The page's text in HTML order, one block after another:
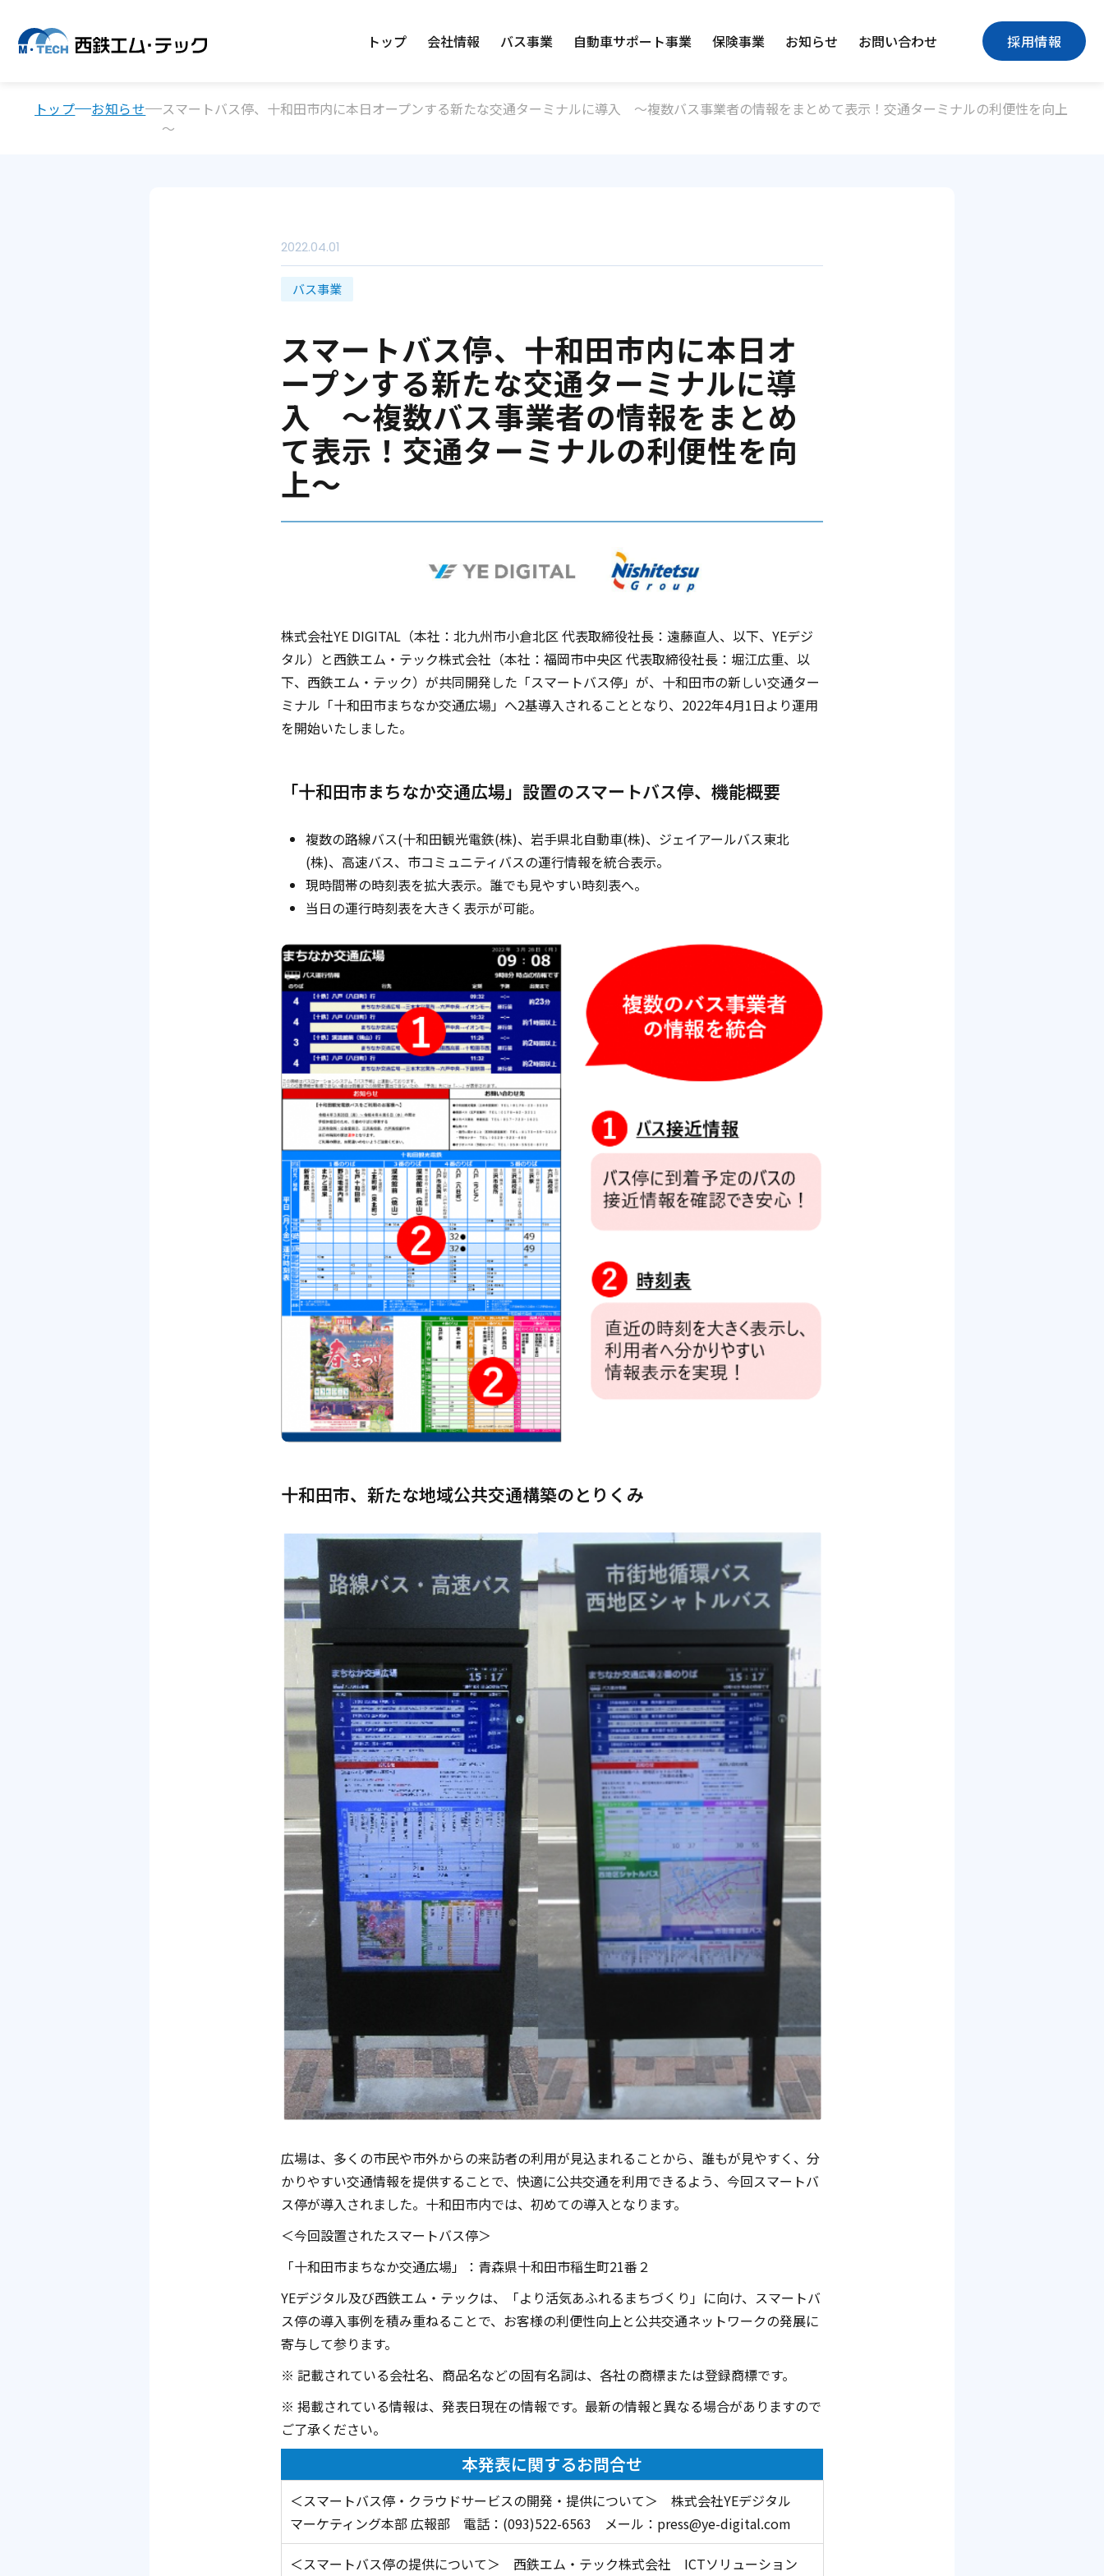
トップ 会社情報 バス事業 自動車サポート事業 保険事業 お知らせ お問い合わせ 採用情報
トップ お知らせ
スマートバス停、十和田市内に本日オープンする新たな交通ターミナルに導入 ～複数バス事業者の情報をまとめて表示！交通ターミナルの利便性を向上
～
2022.04.01
バス事業
スマートバス停、十和田市内に本日オ
ープンする新たな交通ターミナルに導
入 ～複数バス事業者の情報をまとめ
て表示！交通ターミナルの利便性を向
上～
株式会社YE DIGITAL（本社：北九州市小倉北区 代表取締役社長：遠藤直人、以下、YEデジ
タル）と西鉄エム・テック株式会社（本社：福岡市中央区 代表取締役社長：堀江広重、以
下、西鉄エム・テック）が共同開発した「スマートバス停」が、十和田市の新しい交通ター
ミナル「十和田市まちなか交通広場」へ2基導入されることとなり、2022年4月1日より運用
を開始いたしました。
「十和田市まちなか交通広場」設置のスマートバス停、機能概要
複数の路線バス(十和田観光電鉄(株)、岩手県北自動車(株)、ジェイアールバス東北
(株)、高速バス、市コミュニティバスの運行情報を統合表示。
現時間帯の時刻表を拡大表示。誰でも見やすい時刻表へ。
当日の運行時刻表を大きく表示が可能。
十和田市、新たな地域公共交通構築のとりくみ
広場は、多くの市民や市外からの来訪者の利用が見込まれることから、誰もが見やすく、分
かりやすい交通情報を提供することで、快適に公共交通を利用できるよう、今回スマートバ
ス停が導入されました。十和田市内では、初めての導入となります。
＜今回設置されたスマートバス停＞
「十和田市まちなか交通広場」：青森県十和田市稲生町21番２
YEデジタル及び西鉄エム・テックは、「より活気あふれるまちづくり」に向け、スマートバ
ス停の導入事例を積み重ねることで、お客様の利便性向上と公共交通ネットワークの発展に
寄与して参ります。
※ 記載されている会社名、商品名などの固有名詞は、各社の商標または登録商標です。
※ 掲載されている情報は、発表日現在の情報です。最新の情報と異なる場合がありますので
ご了承ください。
本発表に関するお問合せ
＜スマートバス停・クラウドサービスの開発・提供について＞ 株式会社YEデジタル
マーケティング本部 広報部 電話：(093)522-6563 メール：press@ye-digital.com
＜スマートバス停の提供について＞ 西鉄エム・テック株式会社 ICTソリューション